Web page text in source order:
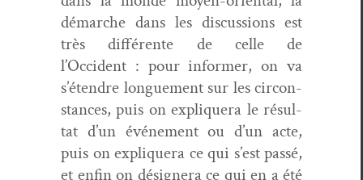
démarche dans les dis­cus­sions est
très dif­férente de celle de
l’Occident : pour informer, on va
s’étendre longue­ment sur les cir­con­
stances, puis on expli­quera le résul­
tat d’un événe­ment ou d’un acte,
puis on expli­quera ce qui s’est passé,
et enfin on désign­era ce qui en a été